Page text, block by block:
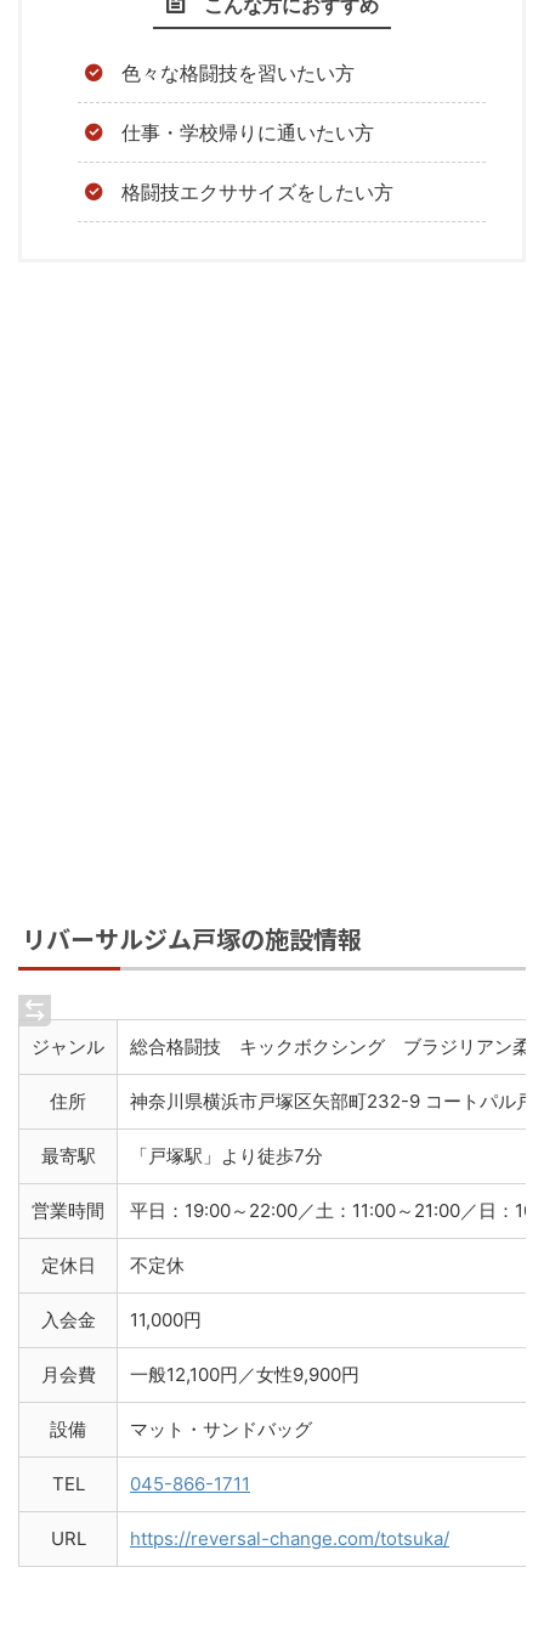
色々な格闘技を習いたい方
仕事・学校帰りに通いたい方
格闘技エクササイズをしたい方
リバーサルジム戸塚の施設情報
ジャンル 総合格闘技 キックボクシング ブラジリアン
住所 神奈川県横浜市戸塚区矢部町232-9 コートパル戸
最寄駅 「戸塚駅」より徒歩7分
営業時間 平日：19:00～22:00／土：11:00～21:00／日：
定休日 不定休
入会金 11,000円
月会費 一般12,100円／女性9,900円
設備 マット・サンドバッグ
TEL 045-866-1711
URL https://reversal-change.com/totsuka/